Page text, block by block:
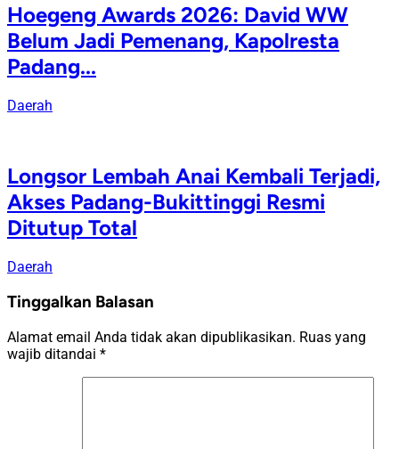
Hoegeng Awards 2026: David WW
Belum Jadi Pemenang, Kapolresta
Padang...
Daerah
Longsor Lembah Anai Kembali Terjadi,
Akses Padang-Bukittinggi Resmi
Ditutup Total
Daerah
Tinggalkan Balasan
Alamat email Anda tidak akan dipublikasikan. Ruas yang
wajib ditandai *